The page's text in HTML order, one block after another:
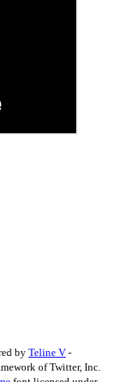
by Teline V -
of Twitter, Inc.